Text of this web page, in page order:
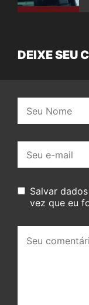
DEIXE SEU
mail:
Salvar
vez que eu
comentário: